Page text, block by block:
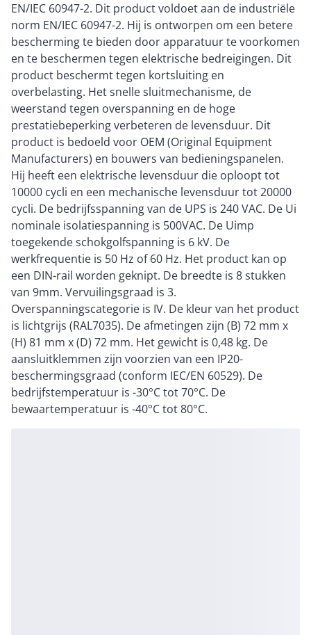
EN/IEC 60947-2. Dit product voldoet aan de industriële
norm EN/IEC 60947-2. Hij is ontworpen om een betere
bescherming te bieden door apparatuur te voorkomen
en te beschermen tegen elektrische bedreigingen. Dit
product beschermt tegen kortsluiting en
overbelasting. Het snelle sluitmechanisme, de
weerstand tegen overspanning en de hoge
prestatiebeperking verbeteren de levensduur. Dit
product is bedoeld voor OEM (Original Equipment
Manufacturers) en bouwers van bedieningspanelen.
Hij heeft een elektrische levensduur die oploopt tot
10000 cycli en een mechanische levensduur tot 20000
cycli. De bedrijfsspanning van de UPS is 240 VAC. De Ui
nominale isolatiespanning is 500VAC. De Uimp
toegekende schokgolfspanning is 6 kV. De
werkfrequentie is 50 Hz of 60 Hz. Het product kan op
een DIN-rail worden geknipt. De breedte is 8 stukken
van 9mm. Vervuilingsgraad is 3.
Overspanningscategorie is IV. De kleur van het product
is lichtgrijs (RAL7035). De afmetingen zijn (B) 72 mm x
(H) 81 mm x (D) 72 mm. Het gewicht is 0,48 kg. De
aansluitklemmen zijn voorzien van een IP20-
beschermingsgraad (conform IEC/EN 60529). De
bedrijfstemperatuur is -30°C tot 70°C. De
bewaartemperatuur is -40°C tot 80°C.